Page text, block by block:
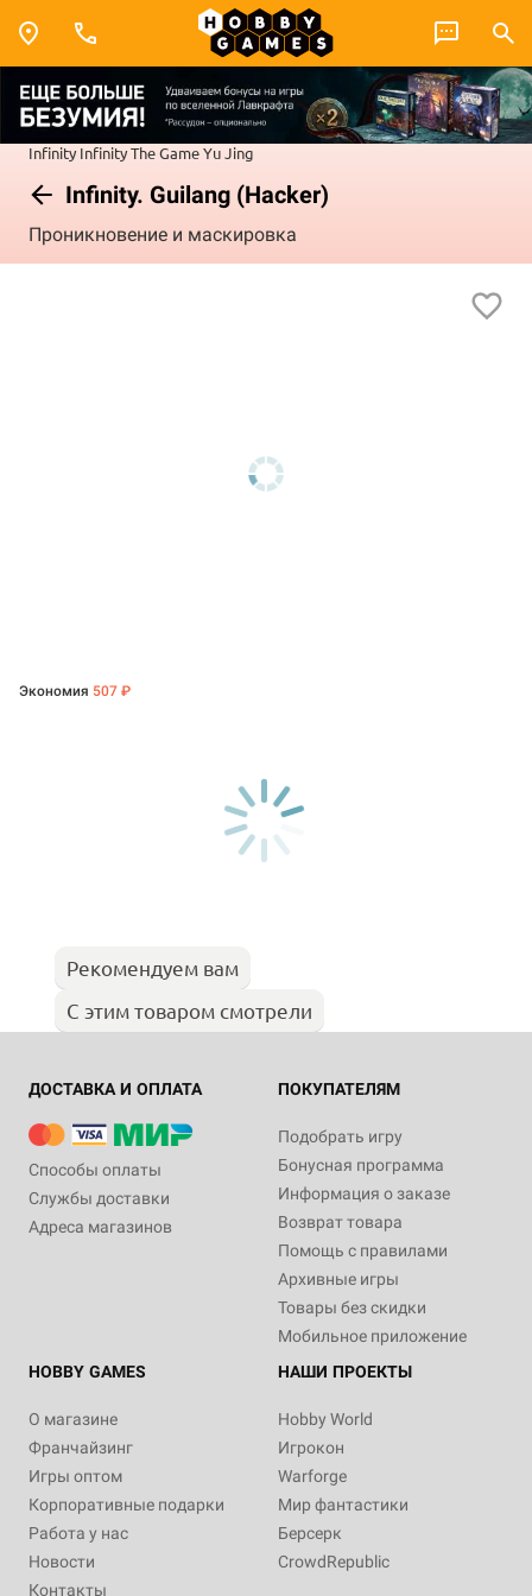
Infinity Infinity The GameYu Jing
Infinity. Guilang (Hacker)
Проникновение и маскировка
Экономия 507 ₽
Рекомендуем вам
С этим товаром смотрели
ДОСТАВКА И ОПЛАТА
Способы оплаты
Службы доставки
Адреса магазинов
ПОКУПАТЕЛЯМ
Подобрать игру
Бонусная программа
Информация о заказе
Возврат товара
Помощь с правилами
Архивные игры
Товары без скидки
Мобильное приложение
HOBBY GAMES
О магазине
Франчайзинг
Игры оптом
Корпоративные подарки
Работа у нас
Новости
Контакты
НАШИ ПРОЕКТЫ
Hobby World
Игрокон
Warforge
Мир фантастики
Берсерк
CrowdRepublic